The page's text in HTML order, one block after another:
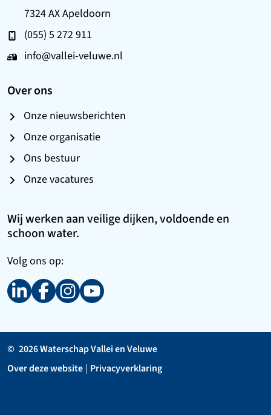
7324 AX Apeldoorn
(055) 5 272 911
info@vallei-veluwe.nl
Over ons
Onze nieuwsberichten
Onze organisatie
Ons bestuur
Onze vacatures
Wij werken aan veilige dijken, voldoende en
schoon water.
Volg ons op:
© 2026 Waterschap Vallei en Veluwe
Over deze website | Privacyverklaring